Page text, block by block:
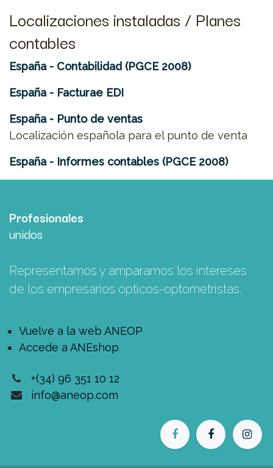
Localizaciones instaladas / Planes
contables
España - Contabilidad (PGCE 2008)
España - Facturae EDI
España - Punto de ventas
Localización española para el punto de venta
España - Informes contables (PGCE 2008)
Profesionales
unidos
Representamos y amparamos los intereses
de los empresarios ópticos-optometristas.
Vuelve a la web ANEOP
Accede a ANEshop
+(34) 96 351 10 12
info@aneop.com